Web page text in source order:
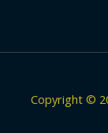
Copyright ©